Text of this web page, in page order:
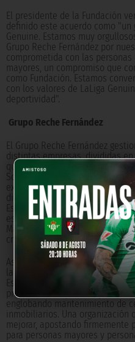
El presidente de la Fundación
definido este acuerdo como "un
Genuine. Estamos muy
Grupo Reche Fernández por
comprometida con las
mayores, un compromiso que
como Fundación. Estamos
con los valores de LaLiga
deportividad".
Grupo Reche Fernández
El Grupo Reche Fernández
distintas empresas, divididas
que destaca su gran base, que
Sociales Asistenciales,
explotación de centros
discapacidad y centros
Estas sedes están distribuidas
especialmente en Andalucía, y
Madrid, Burgos, Murcia y Cádiz.
crecimiento.
Asimismo, la empresa
la Hospedería y la
Especializada en gestión
profesionales que incluyen
englobando mantenimiento de
inmobiliarios. Una organización
mejorar, apostando firmemente
para personas mayores y